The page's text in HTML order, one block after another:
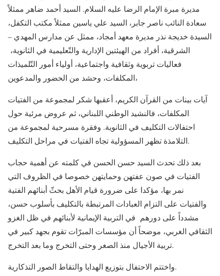
مديرة مبرة الإمام الرضا عليه السلام. السيد أحمد ضاهر ممثلاً
سعادة النائب ناصر جابر، السيد علي ياسين ممثلاً مكتب التكفل،
السيدة خديجة نذر مديرة معهد أمجاد، ممثل عن مدارس المهدي –
الشرقية، أفراد من الهيئتين الإدارية والتّعليمية في الثانوية،
فعاليات تربوية وثقافية واجتماعية، أولياء أمور التّلميذات
المكلفات، وحشد من الحضور والمدعوين،
آيات بينات من القرآن الكريم، أعقبها شكر لمجموعة من الفتيات
المكلفات، فالنشيد الوطني اللبناني، ثم عروض مرئية حول
احتفالات التكليف في الثانوية. وفقرة مسرحية لمجموعة من
التلامذة تظهر المسؤولية تجاه الفتيات في مراحل التكليف.
بعد ذلك تحدث السيد حسن الحسن في كلمته عن أهمية حجاب
الفتيات في صون عفتهن وحمايتهن خصوصا في الظروف التي
نمر بها، مؤكدا على ضرورة قيام الأهل بحثّ أبنائهم الفتية
والفتيات على التزام العبادات المرتبطة بالتكليف بأسلوب حسن،
مشدداً على دورهم في التربية الإيمانية لأبنائهم في ظل الغزو
الثقافي الغربي، موضحاً أن مؤسسات المبرّات تقوم بجهد كبير في
تربية الأجيال منذ الصغر وحتى التخرج وما بعد التخرج.
واختتم الاحتفال بتوزيع الهدايا والتقاط الصور التذكارية.